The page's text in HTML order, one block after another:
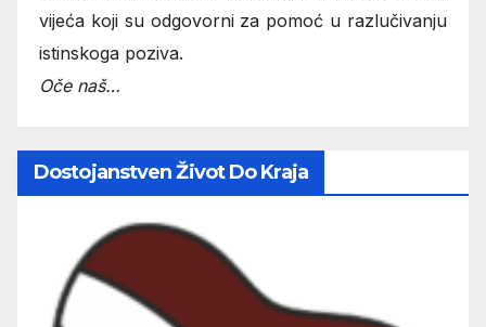
vijeća koji su odgovorni za pomoć u razlučivanju
istinskoga poziva.
Oče naš…
Dostojanstven Život Do Kraja